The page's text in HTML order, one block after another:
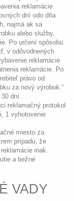
reklamácie
dní odo dňa
najmä ak sa
alebo služby,
Po určení spôsobu
v odôvodnených
reklamácie
reklamácie. Po
právo od
za nový výrobok.“
dní.
reklamačný protokol
1 vyhotovenie
miesto za
prípadu, že
inak.
a bežné
VADY